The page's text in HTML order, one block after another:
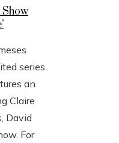
Show
series
an
Claire
David
For